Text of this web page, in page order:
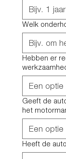
Welk
Hebben er
Geeft de
het
Heeft de